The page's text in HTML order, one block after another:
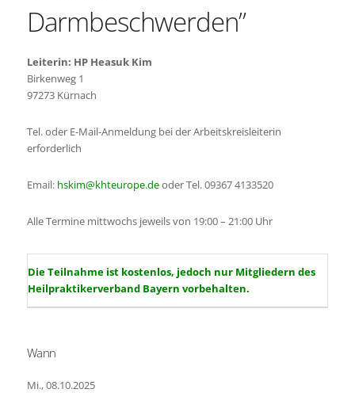
Darmbeschwerden”
Leiterin: HP Heasuk Kim
Birkenweg 1
97273 Kürnach
Tel. oder E-Mail-Anmeldung bei der Arbeitskreisleiterin
erforderlich
Email: hskim@khteurope.deoder Tel. 09367 4133520
Alle Termine mittwochs jeweils von 19:00 – 21:00 Uhr
Die Teilnahme ist kostenlos, jedoch nur Mitgliedern des
Heilpraktikerverband Bayern vorbehalten.
Wann
Mi., 08.10.2025